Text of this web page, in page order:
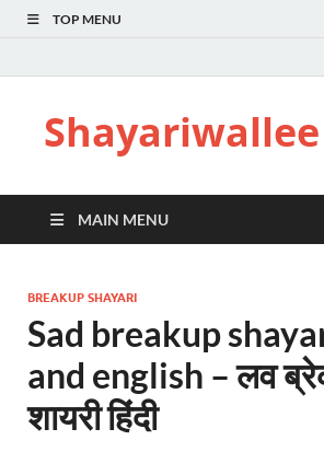
TOP MENU
Shayariwallee
MAIN MENU
BREAKUP SHAYARI
Sad breakup
and english – लव
शायरी हिंदी